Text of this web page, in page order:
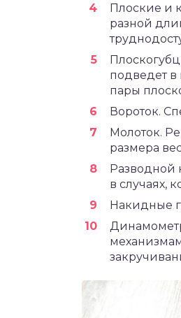
Плоские и
разной
подведет в
пары
Вороток.
Молоток.
размера
Разводной
в случаях,
Накидные